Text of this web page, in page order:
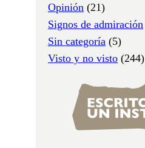
Opinión (21)
Signos de admiración
Sin categoría (5)
Visto y no visto (244)